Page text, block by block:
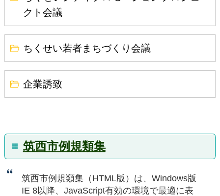
クト会議
ちくせい若者まちづくり会議
企業誘致
筑西市例規類集
筑西市例規類集（HTML版）は、Windows版
IE 8以降、JavaScript有効の環境で最適に表